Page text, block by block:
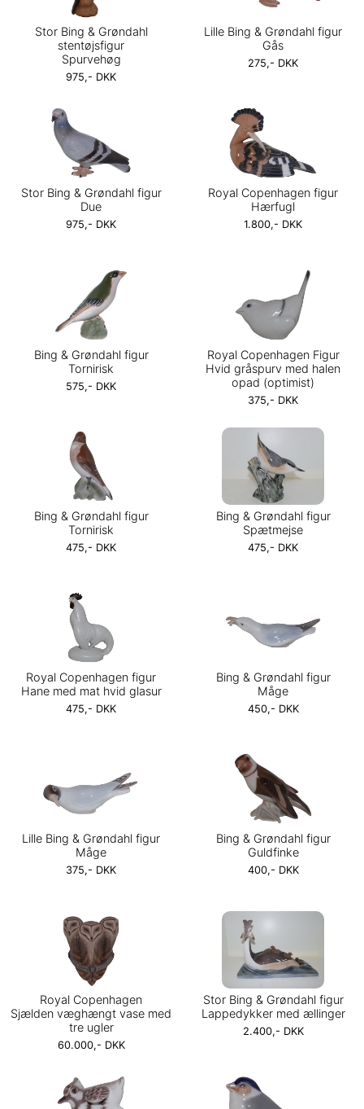
Stor Bing & Grøndahl
stentøjsfigur
Spurvehøg
975,- DKK
Lille Bing & Grøndahl figur
Gås
275,- DKK
Stor Bing & Grøndahl figur
Due
975,- DKK
Royal Copenhagen figur
Hærfugl
1.800,- DKK
Bing & Grøndahl figur
Tornirisk
575,- DKK
Royal Copenhagen Figur
Hvid gråspurv med halen
opad (optimist)
375,- DKK
Bing & Grøndahl figur
Tornirisk
475,- DKK
Bing & Grøndahl figur
Spætmejse
475,- DKK
Royal Copenhagen figur
Hane med mat hvid glasur
475,- DKK
Bing & Grøndahl figur
Måge
450,- DKK
Lille Bing & Grøndahl figur
Måge
375,- DKK
Bing & Grøndahl figur
Guldfinke
400,- DKK
Royal Copenhagen
Sjælden væghængt vase med
tre ugler
60.000,- DKK
Stor Bing & Grøndahl figur
Lappedykker med ællinger
2.400,- DKK